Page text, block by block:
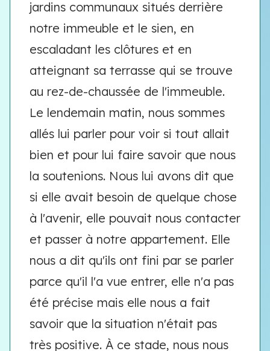
jardins communaux situés derrière
notre immeuble et le sien, en
escaladant les clôtures et en
atteignant sa terrasse qui se trouve
au rez-de-chaussée de l'immeuble.
Le lendemain matin, nous sommes
allés lui parler pour voir si tout allait
bien et pour lui faire savoir que nous
la soutenions. Nous lui avons dit que
si elle avait besoin de quelque chose
à l'avenir, elle pouvait nous contacter
et passer à notre appartement. Elle
nous a dit qu'ils ont fini par se parler
parce qu'il l'a vue entrer, elle n'a pas
été précise mais elle nous a fait
savoir que la situation n'était pas
très positive. À ce stade, nous nous